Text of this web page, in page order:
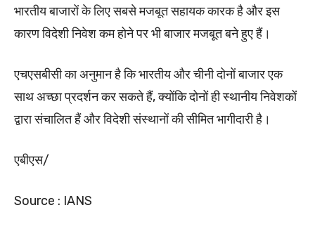
भारतीय बाजारों के लिए सबसे मजबूत सहायक कारक है और इस
कारण विदेशी निवेश कम होने पर भी बाजार मजबूत बने हुए हैं।
एचएसबीसी का अनुमान है कि भारतीय और चीनी दोनों बाजार एक
साथ अच्छा प्रदर्शन कर सकते हैं, क्योंकि दोनों ही स्थानीय निवेशकों
द्वारा संचालित हैं और विदेशी संस्थानों की सीमित भागीदारी है।
एबीएस/
Source : IANS